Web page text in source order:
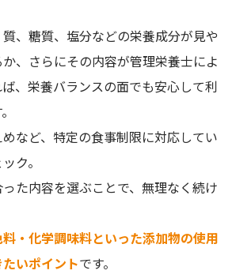
、糖質、塩分などの栄養成分が見や
、さらにその内容が管理栄養士によ
、栄養バランスの面でも安心して利
など、特定の食事制限に対応してい
ク。
た内容を選ぶことで、無理なく続け
・化学調味料といった添加物の使用
いポイントです。